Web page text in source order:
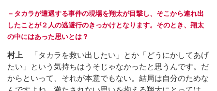
－タカラが遭遇する事件の現場を翔太が目撃し、そこから連れ出
したことが２人の逃避行のきっかけとなります。そのとき、翔太
の中にはあった思いとは？
村上 「タカラを救い出したい」とか「どうにかしてあげ
たい」という気持ちはうそじゃなかったと思うんです。だ
からといって、それが本意でもない。結局は自分のためな